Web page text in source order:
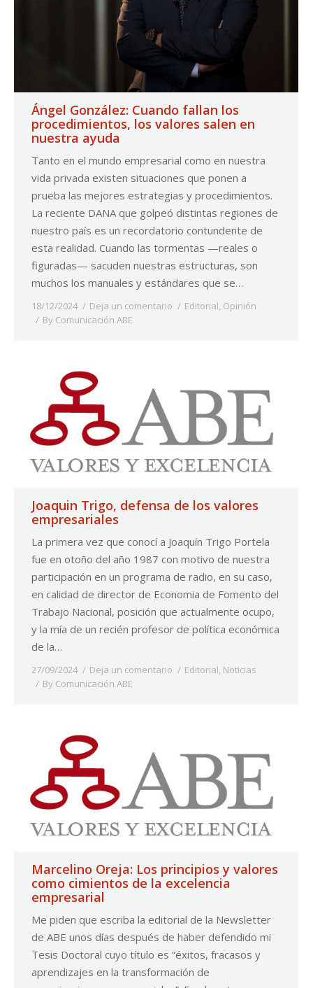
Ángel González: Cuando fallan los
procedimientos, los valores salen en
nuestra ayuda
Tanto en el mundo empresarial como en nuestra
vida privada existen situaciones que ponen a
prueba las mejores estrategias y procedimientos.
La reciente DANA que golpeó distintas regiones de
nuestro país es un recordatorio contundente de
esta realidad. Cuando las tormentas —reales o
figuradas— sacuden nuestras estructuras, son
muchos los manuales y estándares que se…
18/12/2024 Deja un comentario Editorial, Opinión
By Comunicación ABE
Joaquin Trigo, defensa de los valores
empresariales
La primera vez que conocí a Joaquín Trigo Portela
fue en otoño del año 1987 con motivo de nuestra
participación en un programa de radio, en su caso,
en calidad de director de Economia de Fomento del
Trabajo Nacional, posición que actualmente ocupo,
y la mía de un recién profesor de política económica
de la…
27/09/2024 Deja un comentario Editorial, Noticias
By Comunicación ABE
Marcelino Oreja: Los principios y valores
como cimientos de la excelencia
empresarial
Me piden que escriba la editorial de la Newsletter
de ABE unos días después de haber defendido mi
Tesis Doctoral cuyo título es “éxitos, fracasos y
aprendizajes en la transformación de